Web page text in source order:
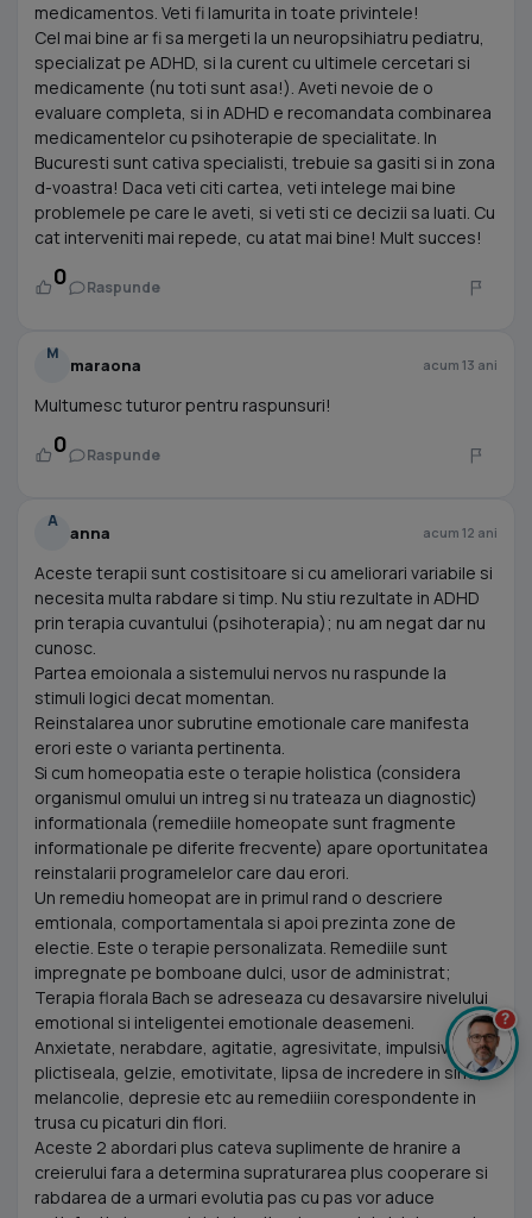
medicamentos. Veti fi lamurita in toate privintele!
Cel mai bine ar fi sa mergeti la un neuropsihiatru pediatru,
specializat pe ADHD, si la curent cu ultimele cercetari si
medicamente (nu toti sunt asa!). Aveti nevoie de o
evaluare completa, si in ADHD e recomandata combinarea
medicamentelor cu psihoterapie de specialitate. In
Bucuresti sunt cativa specialisti, trebuie sa gasiti si in zona
d-voastra! Daca veti citi cartea, veti intelege mai bine
problemele pe care le aveti, si veti sti ce decizii sa luati. Cu
cat interveniti mai repede, cu atat mai bine! Mult succes!
0 Raspunde
M
maraona acum 13 ani
Multumesc tuturor pentru raspunsuri!
0 Raspunde
A
anna acum 12 ani
Aceste terapii sunt costisitoare si cu ameliorari variabile si
necesita multa rabdare si timp. Nu stiu rezultate in ADHD
prin terapia cuvantului (psihoterapia); nu am negat dar nu
cunosc.
Partea emoionala a sistemului nervos nu raspunde la
stimuli logici decat momentan.
Reinstalarea unor subrutine emotionale care manifesta
erori este o varianta pertinenta.
Si cum homeopatia este o terapie holistica (considera
organismul omului un intreg si nu trateaza un diagnostic)
informationala (remediile homeopate sunt fragmente
informationale pe diferite frecvente) apare oportunitatea
reinstalarii programelelor care dau erori.
Un remediu homeopat are in primul rand o descriere
emtionala, comportamentala si apoi prezinta zone de
electie. Este o terapie personalizata. Remediile sunt
impregnate pe bomboane dulci, usor de administrat;
Terapia florala Bach se adreseaza cu desavarsire nivelului
emotional si inteligentei emotionale deasemeni.
Anxietate, nerabdare, agitatie, agresivitate, impulsivitate,
plictiseala, gelzie, emotivitate, lipsa de incredere in sine,
melancolie, depresie etc au remediiin corespondente in
trusa cu picaturi din flori.
Aceste 2 abordari plus cateva suplimente de hranire a
creierului fara a determina supraturarea plus cooperare si
rabdarea de a urmari evolutia pas cu pas vor aduce
?